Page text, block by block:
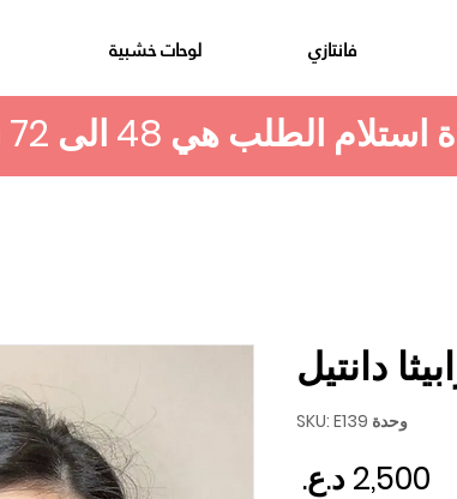
فانتازي لوحات خشبية
دانتيل
وحدة SKU: E139